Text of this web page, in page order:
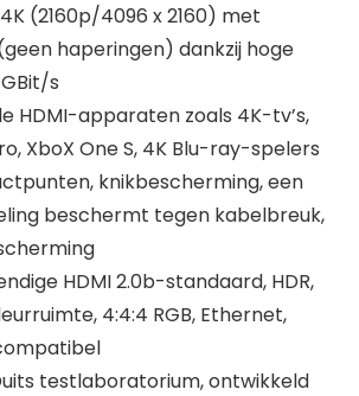
(2160p/4096 x 2160) met
haperingen) dankzij hoge
s
HDMI-apparaten zoals 4K-tv’s,
XboX One S, 4K Blu-ray-spelers
knikbescherming, een
beschermt tegen kabelbreuk,
HDMI 2.0b-standaard, HDR,
4:4:4 RGB, Ethernet,
testlaboratorium, ontwikkeld